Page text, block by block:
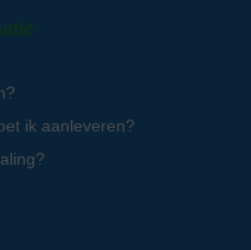
ik aanleveren?